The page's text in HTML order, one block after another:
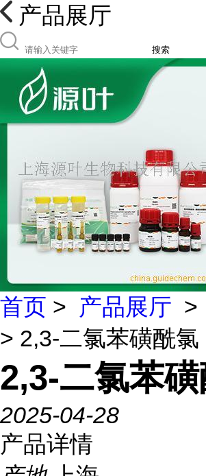
产品展厅
搜索
首页 > 产品展厅 >
> 2,3-二氯苯磺酰氯
2,3-二氯苯
2025-04-28
产品详情